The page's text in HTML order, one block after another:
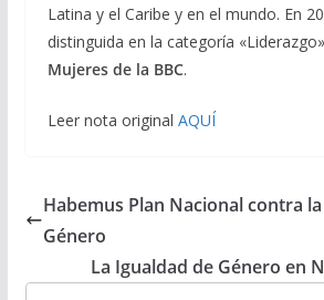
Latina y el Caribe y en el mundo. En
distinguida en la categoría
Mujeres de la BBC.
Leer nota original AQUÍ
Habemus Plan Nacional contra
Género
La Igualdad de Género en